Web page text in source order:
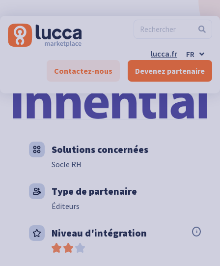
lucca.fr FR
FR-CH
DE
Contactez-nous
Devenez partenaire
Marketplace>Compétences & Formation>Innential
Solutions concernées
Socle RH
Type de partenaire
Éditeurs
Niveau d'intégration i